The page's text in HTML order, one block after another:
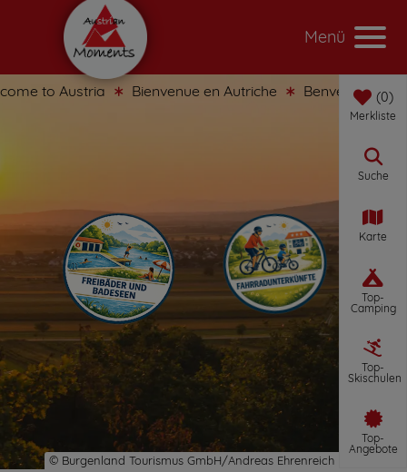
Menü
to Austria Bienvenue en Autriche Benvenuti in 0
Merkliste
Suche
Karte
Top-
Camping
Top-
Skischulen
Top-
Angebote